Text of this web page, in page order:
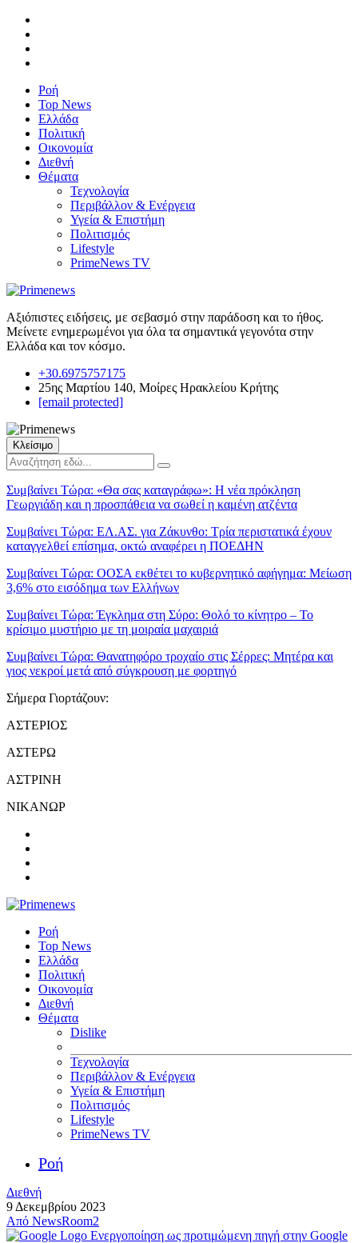
Ροή
Top News
Ελλάδα
Πολιτική
Οικονομία
Διεθνή
Θέματα
Τεχνολογία
Περιβάλλον & Ενέργεια
Υγεία & Επιστήμη
Πολιτισμός
Lifestyle
PrimeNews TV
Αξιόπιστες ειδήσεις, με σεβασμό στην παράδοση και το ήθος.
Μείνετε ενημερωμένοι για όλα τα σημαντικά γεγονότα στην
Ελλάδα και τον κόσμο.
+30.6975757175
25ης Μαρτίου 140, Μοίρες Ηρακλείου Κρήτης
[email protected]
Κλείσιμο
Συμβαίνει Τώρα: «Θα σας καταγράφω»: Η νέα πρόκληση
Γεωργιάδη και η προσπάθεια να σωθεί η καμένη ατζέντα
Συμβαίνει Τώρα: ΕΛ.ΑΣ. για Ζάκυνθο: Τρία περιστατικά έχουν
καταγγελθεί επίσημα, οκτώ αναφέρει η ΠΟΕΔΗΝ
Συμβαίνει Τώρα: ΟΟΣΑ εκθέτει το κυβερνητικό αφήγημα: Μείωση
3,6% στο εισόδημα των Ελλήνων
Συμβαίνει Τώρα: Έγκλημα στη Σύρο: Θολό το κίνητρο – Το
κρίσιμο μυστήριο με τη μοιραία μαχαιριά
Συμβαίνει Τώρα: Θανατηφόρο τροχαίο στις Σέρρες: Μητέρα και
γιος νεκροί μετά από σύγκρουση με φορτηγό
Σήμερα Γιορτάζουν:
ΑΣΤΕΡΙΟΣ
ΑΣΤΕΡΩ
ΑΣΤΡΙΝΗ
ΝΙΚΑΝΩΡ
Ροή
Top News
Ελλάδα
Πολιτική
Οικονομία
Διεθνή
Θέματα
Dislike
Τεχνολογία
Περιβάλλον & Ενέργεια
Υγεία & Επιστήμη
Πολιτισμός
Lifestyle
PrimeNews TV
Ροή
Διεθνή
9 Δεκεμβρίου 2023
Από NewsRoom2
Ενεργοποίηση ως προτιμώμενη πηγή στην Google